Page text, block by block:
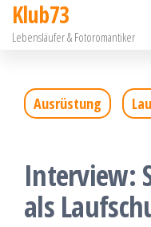
Zum
Inhalt
Klub73
Lebensläufer & Fotoromantiker
Ausrüstung
Interview:
als